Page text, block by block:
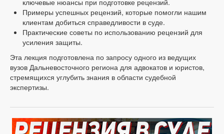
ключевые нюансы при подготовке рецензий.
Примеры успешных рецензий, которые помогли нашим
клиентам добиться справедливости в суде.
Практические советы по использованию рецензий для
усиления защиты.
Эта лекция подготовлена по запросу одного из ведущих
вузов Дальневосточного региона для адвокатов и юристов,
стремящихся углубить знания в области судебной
экспертизы.